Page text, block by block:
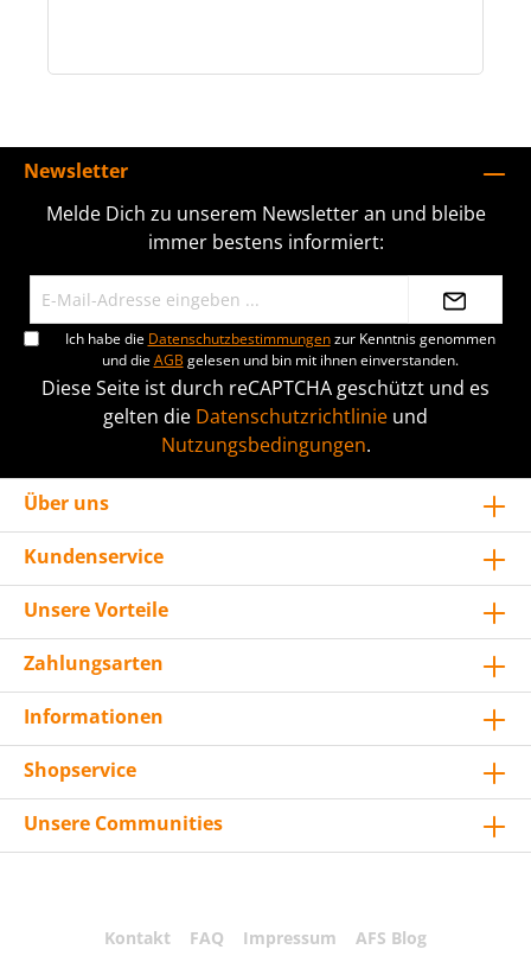
Newsletter
Melde Dich zu unserem Newsletter an und bleibe
immer bestens informiert:
Ich habe die Datenschutzbestimmungenzur Kenntnis genommen
und dieAGB gelesen und bin mit ihnen einverstanden.
Diese Seite ist durch reCAPTCHA geschützt und es
gelten die Datenschutzrichtlinie und
Nutzungsbedingungen.
Über uns
Kundenservice
Unsere Vorteile
Zahlungsarten
Informationen
Shopservice
Unsere Communities
Kontakt FAQ Impressum AFS Blog